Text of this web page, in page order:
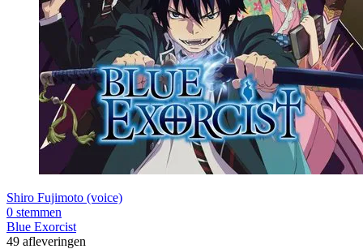
Shiro Fujimoto (voice)
0 stemmen
Blue Exorcist
49 afleveringen